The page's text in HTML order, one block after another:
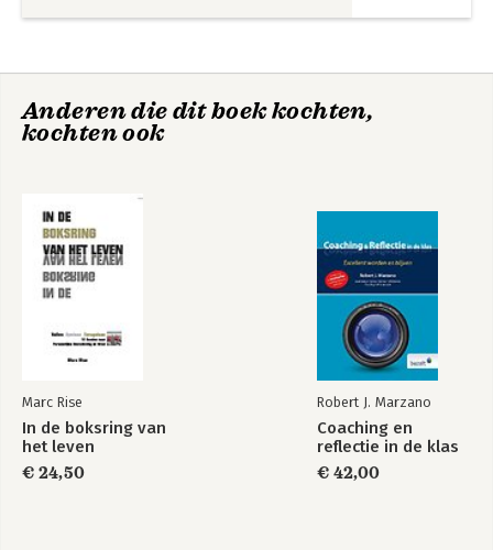
Anderen die dit boek kochten,
kochten ook
Marc Rise
In de boksring van
het leven
€ 24,50
Robert J. Marzano
Coaching en
reflectie in de klas
€ 42,00